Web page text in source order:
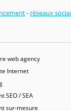
- réseaux
web agency
Internet
SEO / SEA
sur-mesure